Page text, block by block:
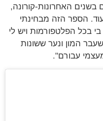
האחרונות-קורונה,
הזה מבחינתי
הפלטפורמות ויש לי
ונער ששונות
עבורם".